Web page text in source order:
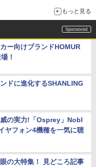
もっと見る
ー向けブランドHOMUR
！
ドに進化するSHANLING
の実力!「Osprey」Nobl
ヤフォン4機種を一気に聴
の大特集！ 見どころ記事